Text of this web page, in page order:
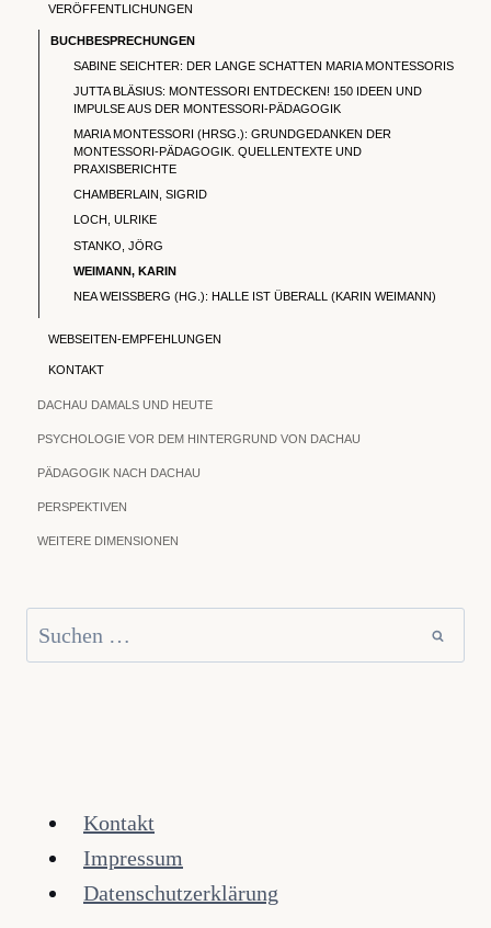
VERÖFFENTLICHUNGEN
BUCHBESPRECHUNGEN
SABINE SEICHTER: DER LANGE SCHATTEN MARIA MONTESSORIS
JUTTA BLÄSIUS: MONTESSORI ENTDECKEN! 150 IDEEN UND
IMPULSE AUS DER MONTESSORI-PÄDAGOGIK
MARIA MONTESSORI (HRSG.): GRUNDGEDANKEN DER
MONTESSORI-PÄDAGOGIK. QUELLENTEXTE UND
PRAXISBERICHTE
CHAMBERLAIN, SIGRID
LOCH, ULRIKE
STANKO, JÖRG
WEIMANN, KARIN
NEA WEISSBERG (HG.): HALLE IST ÜBERALL (KARIN WEIMANN)
WEBSEITEN-EMPFEHLUNGEN
KONTAKT
DACHAU DAMALS UND HEUTE
PSYCHOLOGIE VOR DEM HINTERGRUND VON DACHAU
PÄDAGOGIK NACH DACHAU
PERSPEKTIVEN
WEITERE DIMENSIONEN
nach:
Kontakt
Impressum
Datenschutzerklärung